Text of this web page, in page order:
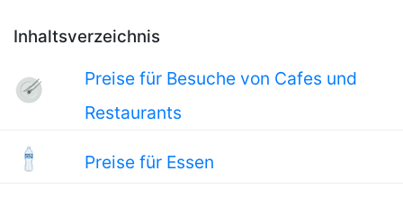
Inhaltsverzeichnis
Preise für Besuche von Cafes und
Restaurants
Preise für Essen